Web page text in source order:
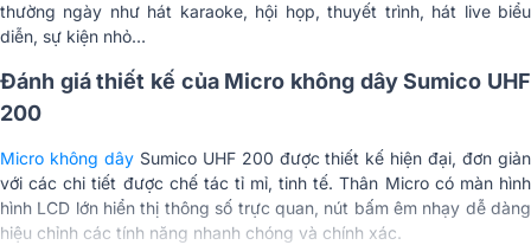
thường ngày như hát karaoke, hội họp, thuyết trình, hát live biểu
diễn, sự kiện nhỏ…
Đánh giá thiết kế của Micro không dây Sumico UHF
200
Micro không dâySumico UHF 200 được thiết kế hiện đại, đơn giản
với các chi tiết được chế tác tỉ mỉ, tinh tế. Thân Micro có màn hình
hình LCD lớn hiển thị thông số trực quan, nút bấm êm nhạy dễ dàng
hiệu chỉnh các tính năng nhanh chóng và chính xác.